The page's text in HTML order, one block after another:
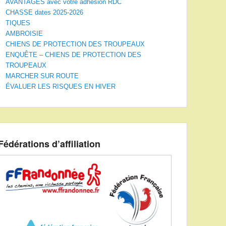
AVANTAGES avec votre adhésion RDC
CHASSE dates 2025-2026
TIQUES
AMBROISIE
CHIENS DE PROTECTION DES TROUPEAUX
ENQUÊTE – CHIENS DE PROTECTION DES
TROUPEAUX
MARCHER SUR ROUTE
ÉVALUER LES RISQUES EN HIVER
d’affiliation